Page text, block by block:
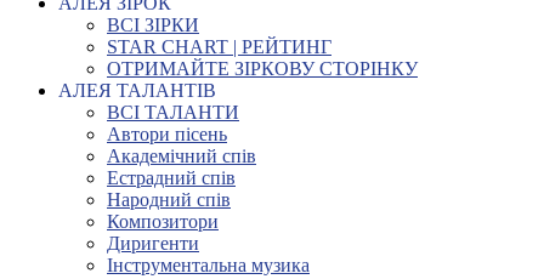
ВСІ ЗІРКИ
STAR CHART | РЕЙТИНГ
ОТРИМАЙТЕ ЗІРКОВУ СТОРІНКУ
АЛЕЯ ТАЛАНТІВ
ВСІ ТАЛАНТИ
Автори пісень
Академічний спів
Естрадний спів
Народний спів
Композитори
Диригенти
Інструментальна музика